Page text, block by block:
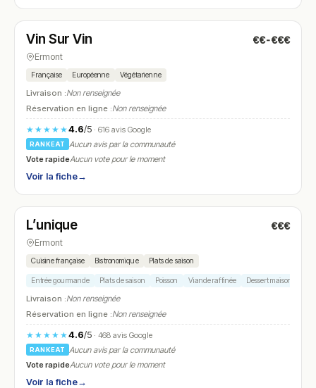
N° 8
Vin Sur Vin €€-€€€
Ermont
Française Européenne Végétarienne
Livraison :Non renseignée
Réservation en ligne :Non renseignée
★★★★★4.6/5· 616 avis Google
RANKEAT
Aucun avis par la communauté
Vote rapideAucun vote pour le moment
Voir la fiche→
N° 9
L’unique €€€
Ermont
Cuisine française Bistronomique Plats de saison
Entrée gourmande Plats de saison Poisson Viande raffinée Dessert maison
Livraison :Non renseignée
Réservation en ligne :Non renseignée
★★★★★4.6/5· 468 avis Google
RANKEAT
Aucun avis par la communauté
Vote rapideAucun vote pour le moment
Voir la fiche→